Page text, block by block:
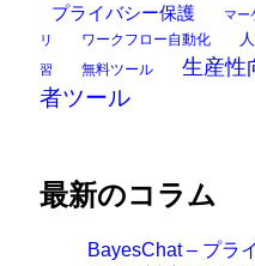
プライバシー保護 マー
リ
ワークフロー自動化
習 無料ツール 生産性
者ツール
最新のコラム
BayesChat – プラ